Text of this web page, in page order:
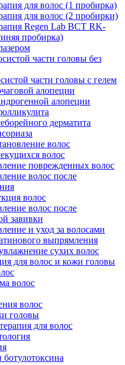
для волос (1 пробирка)
для волос (2 пробирки)
Regen Lab BCT RK-
пробирка)
части головы без
части головы с гелем
алопеции
алопеции
дерматита
волос
волос
поврежденных волос
волос после
волос
волос после
завивки
и уход за волосами
выпрямления
сухих волос
для волос и кожи головы
волос
волос
головы
для волос